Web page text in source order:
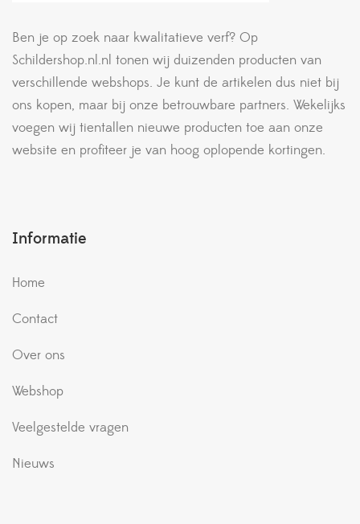
Ben je op zoek naar kwalitatieve verf? Op
Schildershop.nl.nl tonen wij duizenden producten van
verschillende webshops. Je kunt de artikelen dus niet bij
ons kopen, maar bij onze betrouwbare partners. Wekelijks
voegen wij tientallen nieuwe producten toe aan onze
website en profiteer je van hoog oplopende kortingen.
Informatie
Home
Contact
Over ons
Webshop
Veelgestelde vragen
Nieuws